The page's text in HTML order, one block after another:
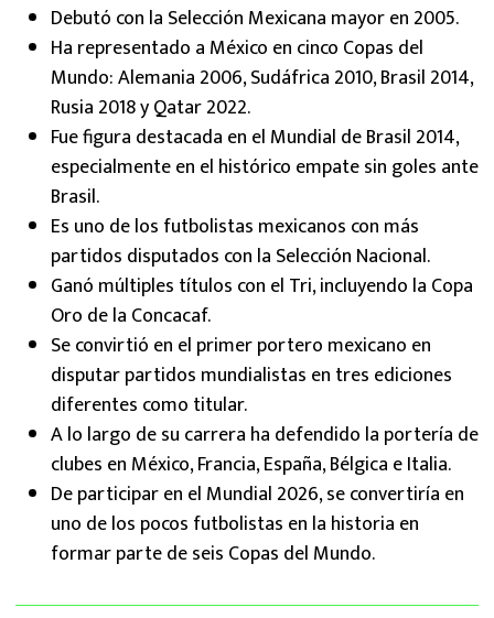
Debutó con la Selección Mexicana mayor en 2005.
Ha representado a México en cinco Copas del
Mundo: Alemania 2006, Sudáfrica 2010, Brasil 2014,
Rusia 2018 y Qatar 2022.
Fue figura destacada en el Mundial de Brasil 2014,
especialmente en el histórico empate sin goles ante
Brasil.
Es uno de los futbolistas mexicanos con más
partidos disputados con la Selección Nacional.
Ganó múltiples títulos con el Tri, incluyendo la Copa
Oro de la Concacaf.
Se convirtió en el primer portero mexicano en
disputar partidos mundialistas en tres ediciones
diferentes como titular.
A lo largo de su carrera ha defendido la portería de
clubes en México, Francia, España, Bélgica e Italia.
De participar en el Mundial 2026, se convertiría en
uno de los pocos futbolistas en la historia en
formar parte de seis Copas del Mundo.